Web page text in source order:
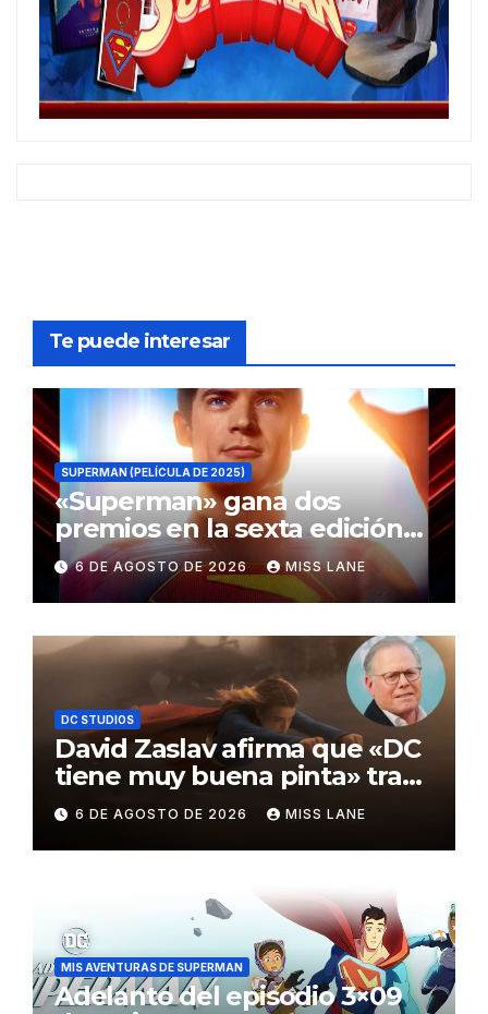
Te puede interesar
SUPERMAN (PELÍCULA DE 2025)
«Superman» gana dos
premios en la sexta edición
de los Critics Choice Super
Awards
6 DE AGOSTO DE 2026 MISS LANE
DC STUDIOS
David Zaslav afirma que «DC
tiene muy buena pinta» tras
el fracaso de «Supergirl»
6 DE AGOSTO DE 2026 MISS LANE
MIS AVENTURAS DE SUPERMAN
Adelanto del episodio 3×09